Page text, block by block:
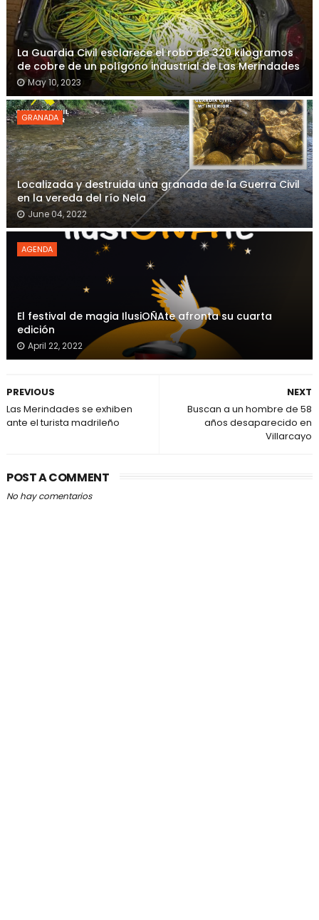
La Guardia Civil esclarece el robo de 320 kilogramos
de cobre de un polígono industrial de Las Merindades
May 10, 2023
GRANADA
Localizada y destruida una granada de la Guerra Civil
en la vereda del río Nela
June 04, 2022
AGENDA
El festival de magia IlusiOÑAte afronta su cuarta
edición
April 22, 2022
NEXT
Buscan a un hombre de 58
años desaparecido en
Villarcayo
PREVIOUS
Las Merindades se exhiben
ante el turista madrileño
POST A COMMENT
No hay comentarios